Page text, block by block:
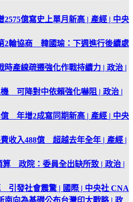
億寫史上單月新高 | 產經 | 中央
2輪協商 韓國瑜：下週進行後續處
產線疏遷強化作戰持續力 | 政治 |
可降對中依賴強化嚇阻 | 政治 |
年增2成寫同期新高 | 產經 | 中央
收入488億 超越去年全年 | 產經 |
算 政院：委員全出缺所致 | 政治 |
引發社會震驚 | 國際 | 中央社 CNA
向為基礎公布台灣印太戰略 | 政